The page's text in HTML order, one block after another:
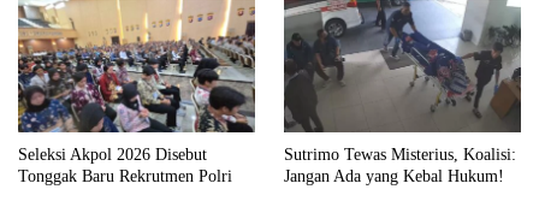
Seleksi Akpol 2026 Disebut
Tonggak Baru Rekrutmen Polri
Sutrimo Tewas Misterius, Koalisi:
Jangan Ada yang Kebal Hukum!